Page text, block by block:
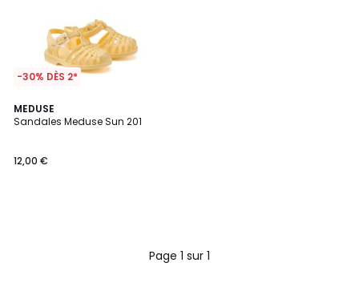
-30% DÈS 2*
MEDUSE
Sandales Meduse Sun 201
12,00 €
Page 1 sur 1